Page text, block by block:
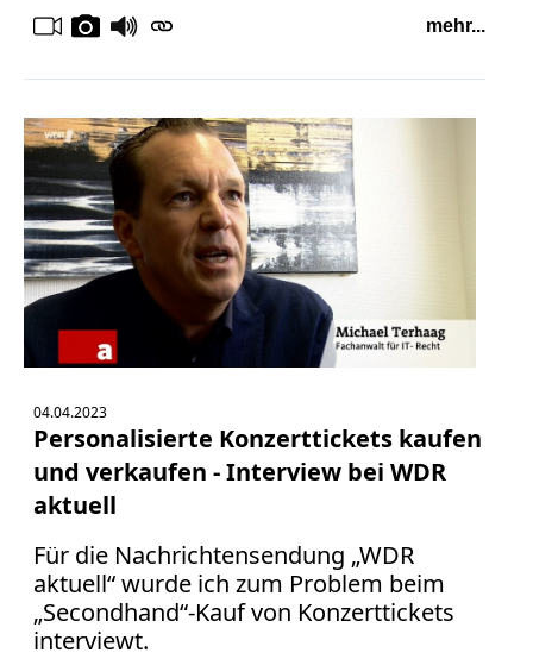
mehr...
04.04.2023
Personalisierte Konzerttickets kaufen
und verkaufen - Interview bei WDR
aktuell
Für die Nachrichtensendung „WDR
aktuell“ wurde ich zum Problem beim
„Secondhand“-Kauf von Konzerttickets
interviewt.